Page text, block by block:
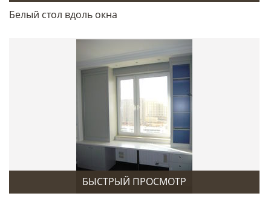
Белый стол вдоль окна
БЫСТРЫЙ ПРОСМОТР